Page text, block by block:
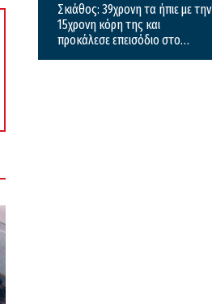
Σκιάθος: 39χρονη τα ήπιε με την
15χρονη κόρη της και
προκάλεσε επεισόδιο στο